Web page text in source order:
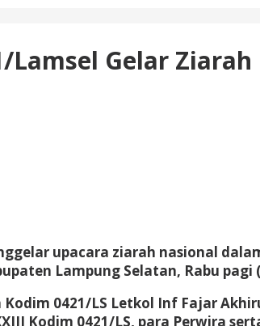
Gelar
upacara ziarah nasional
Lampung Selatan, Rabu pagi
0421/LS Letkol Inf Fajar
Kodim 0421/LS, para Perwira